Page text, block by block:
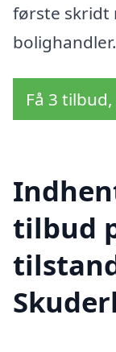
første skridt
bolighandler.
Få 3
tilbud